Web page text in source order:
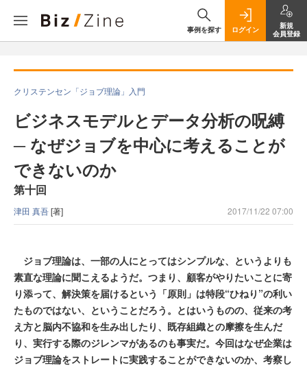
事例を探す ログイン
新規
会員登録
クリステンセン「ジョブ理論」入門
ビジネスモデルとデータ分析の呪縛
─ なぜジョブを中心に考えることが
できないのか
第十回
津田 真吾[著] 2017/11/22 07:00
ジョブ理論は、一部の人にとってはシンプルな、というよりも
素直な理論に聞こえるようだ。つまり、顧客がやりたいことに寄
り添って、解決策を届けるという「原則」は特段“ひねり”の利い
たものではない、ということだろう。とはいうものの、従来の考
え方と脳内不協和を生み出したり、既存組織との摩擦を生んだ
り、実行する際のジレンマがあるのも事実だ。今回はなぜ企業は
ジョブ理論をストレートに実践することができないのか、考察し